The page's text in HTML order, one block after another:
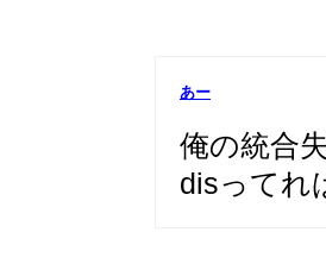
あー
俺の統合
disってれ